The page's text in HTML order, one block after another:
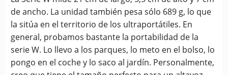
de ancho. La unidad también pesa sólo 689 g, lo que
la sitúa en el territorio de los ultraportátiles. En
general, probamos bastante la portabilidad de la
serie W. Lo llevo a los parques, lo meto en el bolso, lo
pongo en el coche y lo saco al jardín. Personalmente,